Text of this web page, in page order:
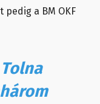
a BM OKF